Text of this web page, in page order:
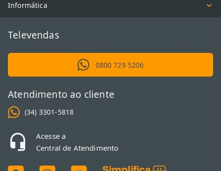
Informática
Televendas
0800 729 5206
Atendimento ao cliente
(34) 3301-5818
Acesse a
Central de Atendimento